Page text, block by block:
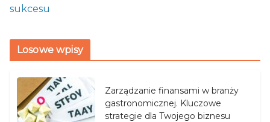
sukcesu
Losowe wpisy
Zarządzanie finansami w branży
gastronomicznej. Kluczowe
strategie dla Twojego biznesu